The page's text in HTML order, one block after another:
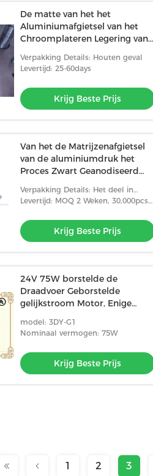
De matte van het het
Aluminiumafgietsel van het
Chroomplateren Legering van
Verpakking Details: Houten geval
Levertijd: 25-60days
Krijg Beste Prijs
Van het de Matrijzenafgietsel
van de aluminiumdruk het
Proces Zwart Geanodiseerd
Verpakking Details: Het deel in
Bellenzak, dan in Kartons, Houten
algemene toen Nylon vas
Levertijd: MOQ 2 Weken, 30,000pcs+:
Krijg Beste Prijs
24V 75W borstelde de
Draadvoer Geborstelde
gelijkstroom Motor, Enige
model: 3DY-G1
Nominaal vermogen: 75W
Krijg Beste Prijs
1 2 3